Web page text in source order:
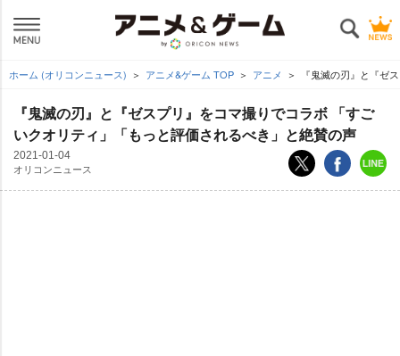
ホーム (オリコンニュース) アニメ&ゲーム TOP アニメ 『鬼滅の刃』と『ゼ
『鬼滅の刃』と『ゼスプリ』をコマ撮りでコラボ 「すご
いクオリティ」「もっと評価されるべき」と絶賛の声
2021-01-04
オリコンニュース